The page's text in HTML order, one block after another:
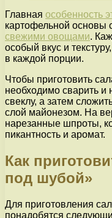
Главная особенность
картофельной
свежими овощами.
особый вкус и
в каждой порции.
Чтобы приготовить
необходимо сварить и
свеклу, а затем
слой майонезом. На
нарезанные шпроты,
пикантность и аромат.
Как
под шубой»
Для приготовления
понадобятся